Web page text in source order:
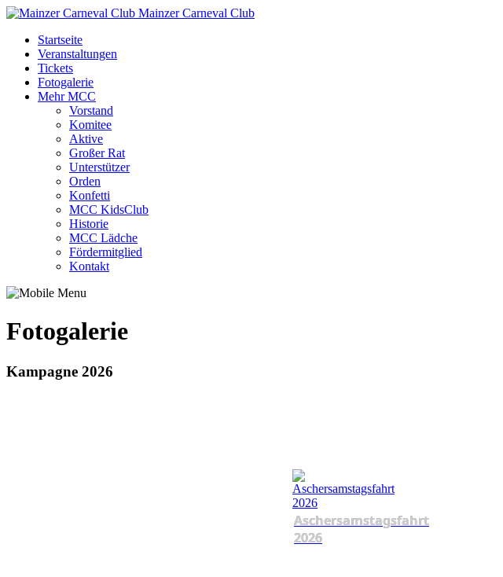
Mainzer Carneval Club
Startseite
Veranstaltungen
Tickets
Fotogalerie
Mehr MCC
Vorstand
Komitee
Aktive
Großer Rat
Unterstützer
Orden
Konfetti
MCC KidsClub
Historie
MCC Lädche
Fördermitglied
Kontakt
Fotogalerie
Kampagne 2026
Aschersamstagsfahrt
2026